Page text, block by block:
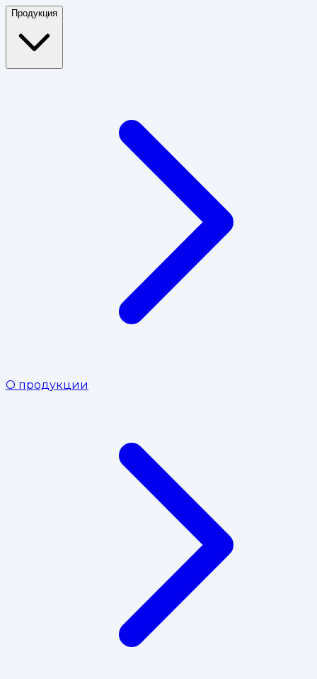
Продукция
О продукции